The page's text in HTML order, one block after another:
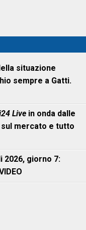
situazione
sempre a Gatti.
Live in onda dalle
sul mercato e tutto
2026, giorno 7: